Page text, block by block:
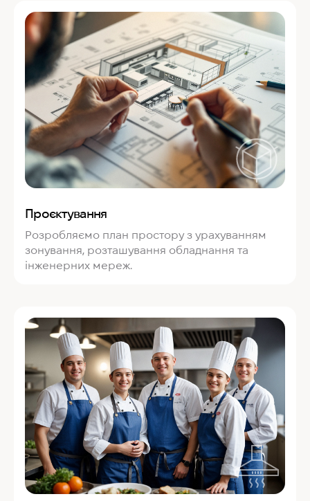
Проєктування
Розробляємо план простору з урахуванням
зонування, розташування обладнання та
інженерних мереж.